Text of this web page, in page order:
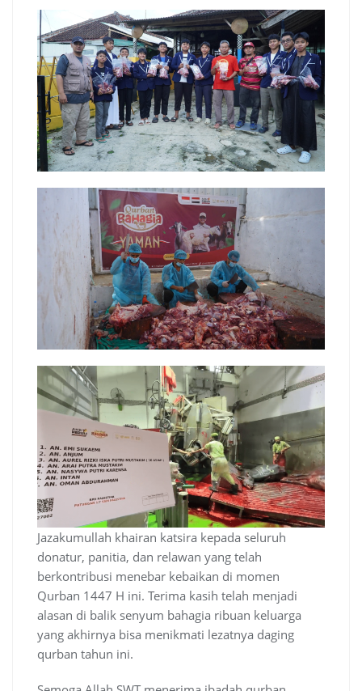
Jazakumullah khairan katsira kepada seluruh
donatur, panitia, dan relawan yang telah
berkontribusi menebar kebaikan di momen
Qurban 1447 H ini. Terima kasih telah menjadi
alasan di balik senyum bahagia ribuan keluarga
yang akhirnya bisa menikmati lezatnya daging
qurban tahun ini.